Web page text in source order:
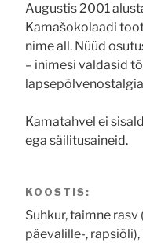
Augustis 2001
Kamašokolaadi
nime all. Nüüd
– inimesi valdasid
Kamatahvel ei
ega säilitusaineid.
KOOSTIS:
Suhkur, taimne
päevalille-, rapsiõli),